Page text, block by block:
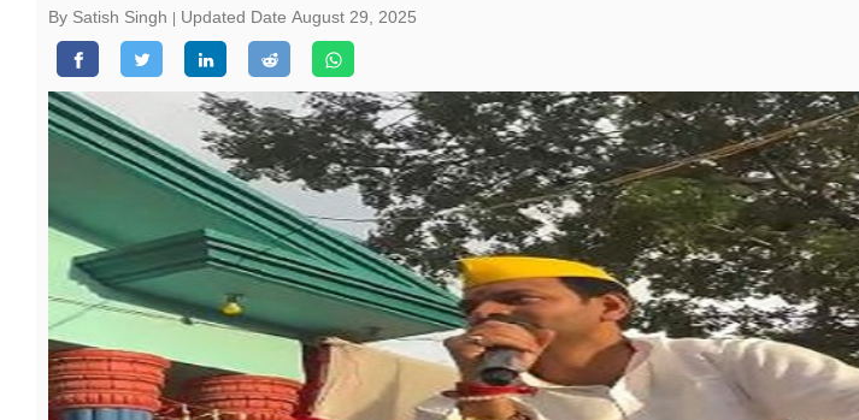
रिलेशनशिप
जीवन मंत्रा
फूड
ब्‍यूटी
जॉब्स
शिक्षा
अन्य खबरें
By Satish Singh
Updated Date August 29, 2025